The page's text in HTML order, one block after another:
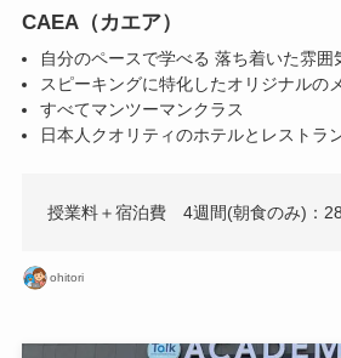
CAEA（カエア）
自分のペースで学べる 落ち着いた雰囲
スピーキングに特化したオリジナルの
すべてマンツーマンクラス
日本人クオリティのホテルとレストラ
授業料＋宿泊費 4週間(朝食のみ)：
ohitori